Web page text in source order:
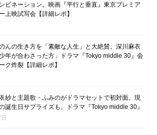
ビネーション。映画『平行と垂直』東京プレミア
上映試写会【詳細レポ】
んの生き方を「素敵な人生」と大絶賛。深川麻衣
年が合わさった方」ドラマ『Tokyo middle 30』会
ク炸裂【詳細レポ】
紗と主題歌・ふみのがドラマセットで初対面。現
誕生日サプライズも。ドラマ『Tokyo middle 30』